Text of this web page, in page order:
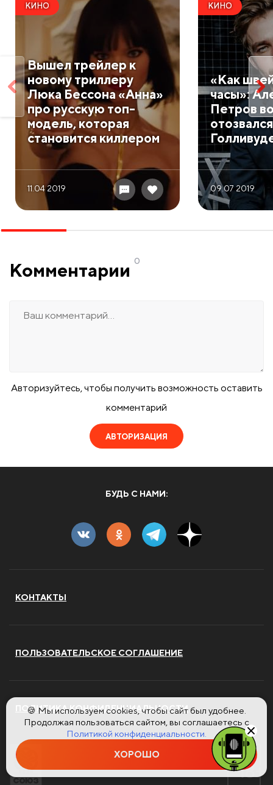
КИНО
Вышел трейлер к
новому триллеру
Люка Бессона «Анна»
про русскую топ-
модель, которая
становится киллером
11.04 2019
КИНО
«Как
часы»:
Петров
09.07 2019
Комментарии 0
Авторизуйтесь, чтобы получить возможность оставить
комментарий
АВТОРИЗАЦИЯ
БУДЬ С НАМИ:
КОНТАКТЫ
ПОЛЬЗОВАТЕЛЬСКОЕ СОГЛАШЕНИЕ
ПОЛИТИКА КОНФИДЕНЦИАЛЬНОСТИ
🍪 Мы используем cookies, чтобы сайт был удобнее.
Продолжая пользоваться сайтом, вы соглашаетесь с
Политикой конфиденциальности.
ХОРОШО